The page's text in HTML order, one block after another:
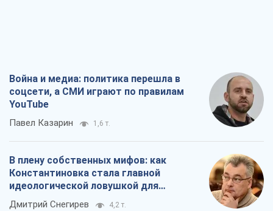
Война и медиа: политика перешла в
соцсети, а СМИ играют по правилам
YouTube
Павел Казарин 1,6 т.
В плену собственных мифов: как
Константиновка стала главной
идеологической ловушкой для
российских оккупантов
Дмитрий Снегирев 4,2 т.